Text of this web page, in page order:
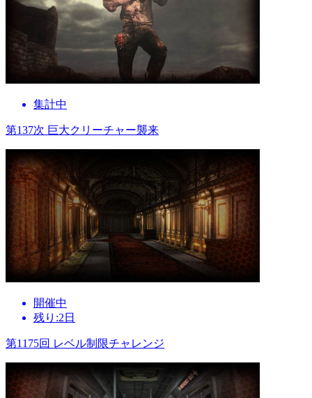
集計中
第137次 巨大クリーチャー襲来
開催中
残り:2日
第1175回 レベル制限チャレンジ